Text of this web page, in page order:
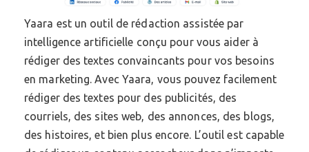
Yaara est un outil de rédaction assistée par
intelligence artificielle conçu pour vous aider à
rédiger des textes convaincants pour vos besoins
en marketing. Avec Yaara, vous pouvez facilement
rédiger des textes pour des publicités, des
courriels, des sites web, des annonces, des blogs,
des histoires, et bien plus encore. L’outil est capable